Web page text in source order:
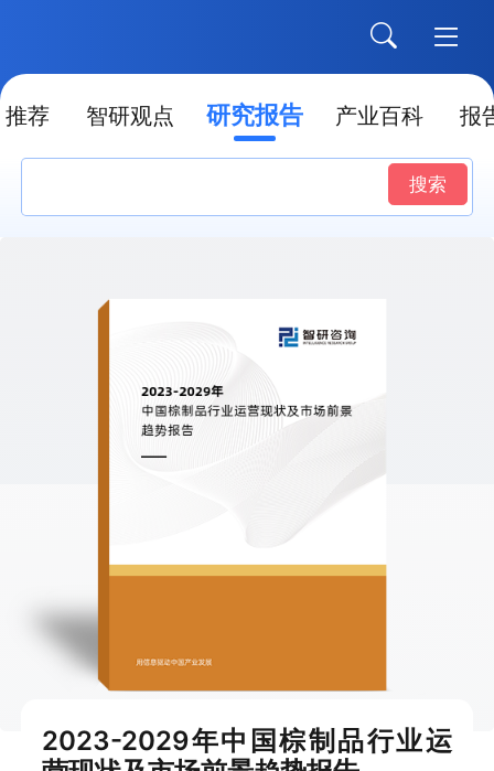
推荐 智研观点 研究报告 产业百科 报
搜索
2023-2029年中国棕制品行业运